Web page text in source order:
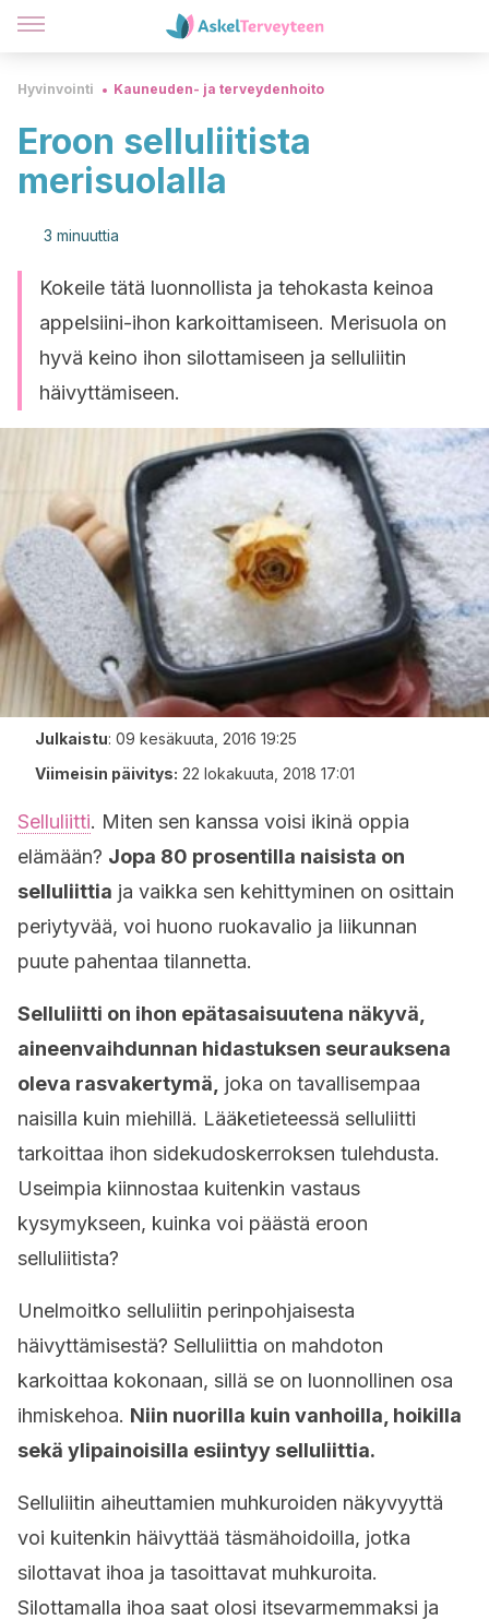
Hyvinvointi Kauneuden- ja terveydenhoito
Eroon selluliitista
merisuolalla
3 minuuttia
Kokeile tätä luonnollista ja tehokasta keinoa
appelsiini-ihon karkoittamiseen. Merisuola on
hyvä keino ihon silottamiseen ja selluliitin
häivyttämiseen.
Julkaistu: 09 kesäkuuta, 2016 19:25
Viimeisin päivitys: 22 lokakuuta, 2018 17:01
Selluliitti. Miten sen kanssa voisi ikinä oppia
elämään? Jopa 80 prosentilla naisista on
selluliittia ja vaikka sen kehittyminen on osittain
periytyvää, voi huono ruokavalio ja liikunnan
puute pahentaa tilannetta.
Selluliitti on ihon epätasaisuutena näkyvä,
aineenvaihdunnan hidastuksen seurauksena
oleva rasvakertymä,
joka on tavallisempaa
naisilla kuin miehillä. Lääketieteessä selluliitti
tarkoittaa ihon sidekudoskerroksen tulehdusta.
Useimpia kiinnostaa kuitenkin vastaus
kysymykseen, kuinka voi päästä eroon
selluliitista?
Unelmoitko selluliitin perinpohjaisesta
häivyttämisestä? Selluliittia on mahdoton
karkoittaa kokonaan, sillä se on luonnollinen osa
ihmiskehoa. Niin nuorilla kuin vanhoilla, hoikilla
sekä ylipainoisilla esiintyy selluliittia.
Selluliitin aiheuttamien muhkuroiden näkyvyyttä
voi kuitenkin häivyttää täsmähoidoilla, jotka
silottavat ihoa ja tasoittavat muhkuroita.
Silottamalla ihoa saat olosi itsevarmemmaksi ja